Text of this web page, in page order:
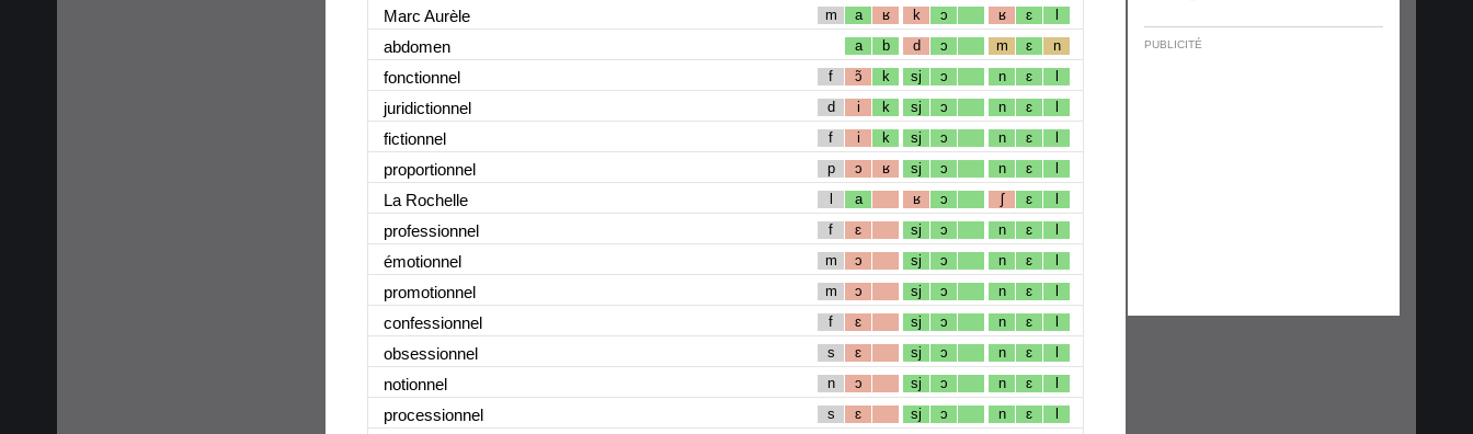
Marc Aurèle m a ʁ k ɔ ʁ ɛ l
abdomen a b d ɔ m ɛ n
fonctionnel f ɔ̃ k sj ɔ n ɛ l
juridictionnel d i k sj ɔ n ɛ l
fictionnel f i k sj ɔ n ɛ l
proportionnel p ɔ ʁ sj ɔ n ɛ l
La Rochelle l a ʁ ɔ ʃ ɛ l
professionnel f ɛ sj ɔ n ɛ l
émotionnel m ɔ sj ɔ n ɛ l
promotionnel m ɔ sj ɔ n ɛ l
confessionnel f ɛ sj ɔ n ɛ l
obsessionnel s ɛ sj ɔ n ɛ l
notionnel n ɔ sj ɔ n ɛ l
processionnel s ɛ sj ɔ n ɛ l
PUBLICITÉ